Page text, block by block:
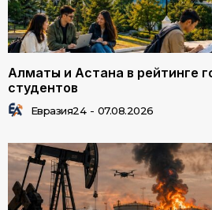
Алматы и Астана в рейтинге
студентов
Евразия24 - 07.08.2026